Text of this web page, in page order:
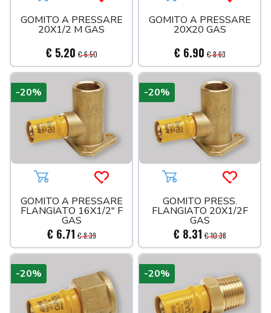
GOMITO A PRESSARE
20X1/2 M GAS
€ 5.20 € 6.50
GOMITO A PRESSARE
20X20 GAS
€ 6.90 € 8.63
Aggiungi al carrelloAcquista più tardi
GOMITO A PRESSARE
FLANGIATO 16X1/2" F
GAS
€ 6.71 € 8.39
-20%
Aggiungi al carrello
GOMITO PRESS.
FLANGIATO 20X1/2F
GAS
€ 8.31 € 10.38
-20%
-20% -20%
TECO
UTENSILERIA
VALVOLE
PITTURE
IMPREGNANTI
PENNELLI
PITTURE DA ESTERNO
PITTURE DA INTERNO
RIVESTIMENTI
SMALTI
TRATTAMENTI
PROMO